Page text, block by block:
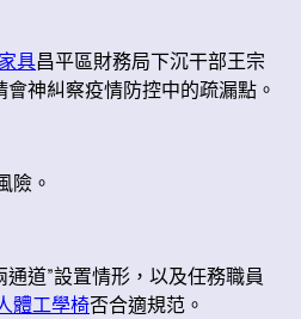
具昌平區財務局下沉干部王宗
神糾察疫情防控中的疏漏點。
險。
道”設置情形，以及任務職員
體工學椅否合適規范。